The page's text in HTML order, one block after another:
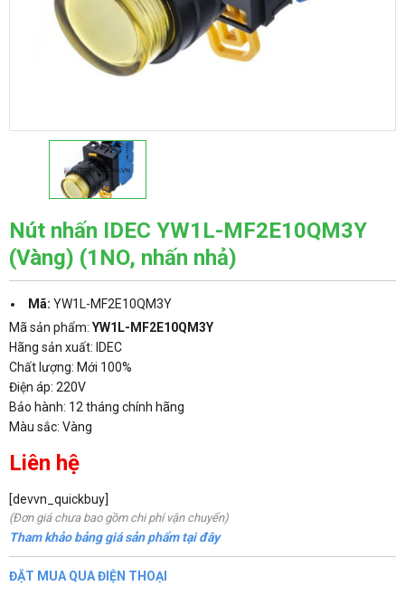
Nút nhấn IDEC YW1L-MF2E10QM3Y
(Vàng) (1NO, nhấn nhả)
Mã: YW1L-MF2E10QM3Y
Mã sản phẩm: YW1L-MF2E10QM3Y
Hãng sản xuất: IDEC
Chất lượng: Mới 100%
Điện áp: 220V
Bảo hành: 12 tháng chính hãng
Màu sắc: Vàng
Liên hệ
[devvn_quickbuy]
(Đơn giá chưa bao gồm chi phí vận chuyển)
Tham khảo bảng giá sản phẩm tại đây
ĐẶT MUA QUA ĐIỆN THOẠI